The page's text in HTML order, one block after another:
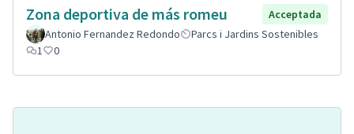
Zona deportiva de más romeu
Acceptada
Antonio Fernandez Redondo
Parcs i Jardins Sostenibles
1
0